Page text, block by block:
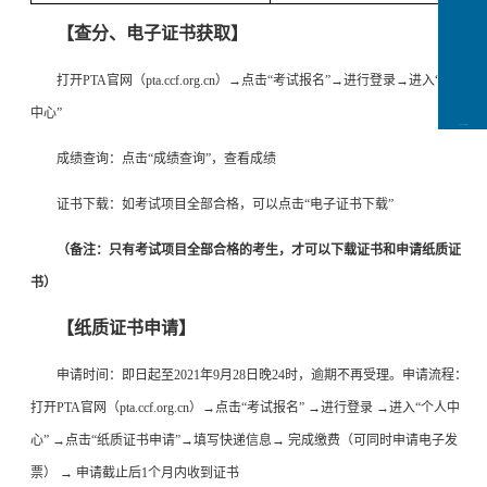
【查分、电子证书获取】
打开PTA官网（pta.ccf.org.cn）→点击“考试报名”→进行登录→进入“个人
中心”
成绩查询：点击“成绩查询”，查看成绩
证书下载：如考试项目全部合格，可以点击“电子证书下载”
（备注：只有考试项目全部合格的考生，才可以下载证书和申请纸质证
书）
【纸质证书申请】
申请时间：即日起至2021年9月28日晚24时，逾期不再受理。申请流程：
打开PTA官网（pta.ccf.org.cn）→点击“考试报名” →进行登录 →进入“个人中
心” →点击“纸质证书申请”→填写快递信息→ 完成缴费（可同时申请电子发
票） → 申请截止后1个月内收到证书